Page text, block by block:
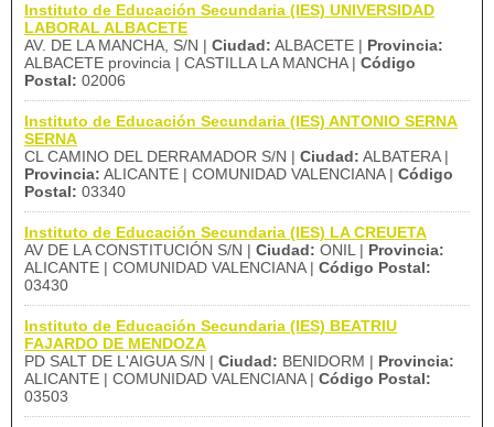
Instituto de Educación Secundaria (IES) UNIVERSIDAD
LABORAL ALBACETE
AV. DE LA MANCHA, S/N | Ciudad: ALBACETE | Provincia:
ALBACETE provincia | CASTILLA LA MANCHA | Código
Postal: 02006
Instituto de Educación Secundaria (IES) ANTONIO SERNA
SERNA
CL CAMINO DEL DERRAMADOR S/N | Ciudad: ALBATERA |
Provincia: ALICANTE | COMUNIDAD VALENCIANA | Código
Postal: 03340
Instituto de Educación Secundaria (IES) LA CREUETA
AV DE LA CONSTITUCIÓN S/N | Ciudad: ONIL | Provincia:
ALICANTE | COMUNIDAD VALENCIANA | Código Postal:
03430
Instituto de Educación Secundaria (IES) BEATRIU
FAJARDO DE MENDOZA
PD SALT DE L'AIGUA S/N | Ciudad: BENIDORM | Provincia:
ALICANTE | COMUNIDAD VALENCIANA | Código Postal:
03503